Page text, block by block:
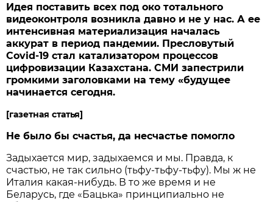
Идея поставить всех под око тотального
видеоконтроля возникла давно и не у нас. А ее
интенсивная материализация началась
аккурат в период пандемии. Пресловутый
Covid-19 стал катализатором процессов
цифровизации Казахстана. СМИ запестрили
громкими заголовками на тему «будущее
начинается сегодня.
[газетная статья]
Не было бы счастья, да несчастье помогло
Задыхается мир, задыхаемся и мы. Правда, к
счастью, не так сильно (тьфу-тьфу-тьфу). Мы ж не
Италия какая-нибудь. В то же время и не
Беларусь, где «Бацька» принципиально не